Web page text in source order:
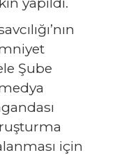
Şube
için